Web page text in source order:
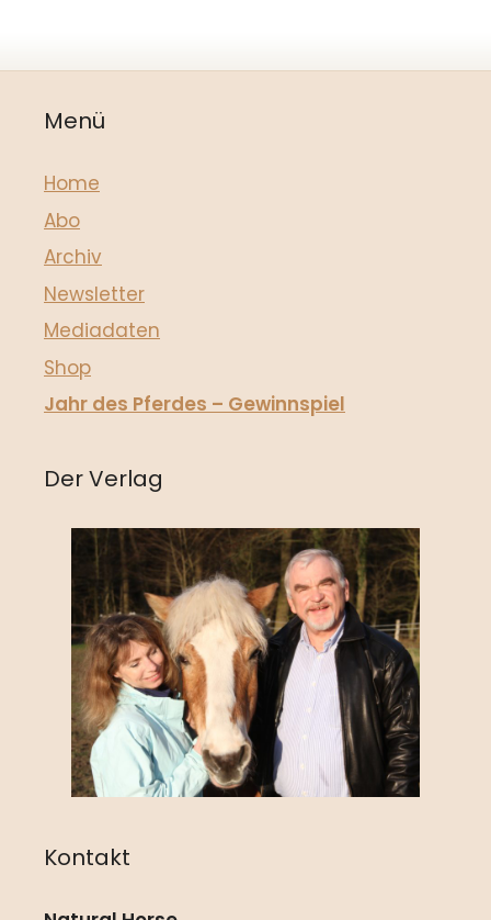
Menü
Home
Abo
Archiv
Newsletter
Mediadaten
Shop
Jahr des Pferdes – Gewinnspiel
Der Verlag
Kontakt